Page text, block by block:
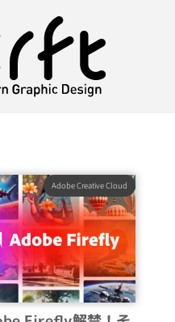
Adobe Creative Cloud